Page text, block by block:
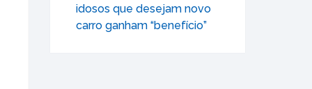
idosos que desejam novo
carro ganham “benefício”